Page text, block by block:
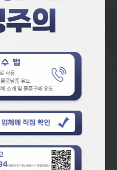
슬라이드 멈춤
이전 다음